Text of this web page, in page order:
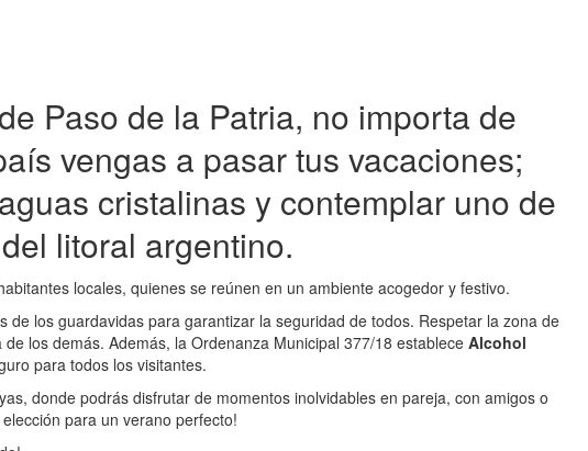
Paso de la Patria, no importa de
vengas a pasar tus vacaciones;
cristalinas y contemplar uno de
litoral argentino.
locales, quienes se reúnen en un ambiente acogedor y festivo.
de los guardavidas para garantizar la seguridad de todos. Respetar la zona de
los demás. Además, la Ordenanza Municipal 377/18 establece Alcohol
para todos los visitantes.
donde podrás disfrutar de momentos inolvidables en pareja, con amigos o
para un verano perfecto!